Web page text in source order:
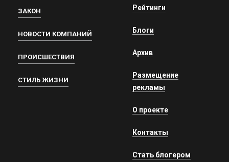
ЗАКОН
НОВОСТИ КОМПАНИЙ
ПРОИСШЕСТВИЯ
СТИЛЬ ЖИЗНИ
Рейтинги
Блоги
Архив
Размещение
рекламы
О проекте
Контакты
Стать блогером